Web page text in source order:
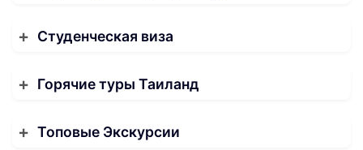
Студенческая виза
Горячие туры Таиланд
Топовые Экскурсии